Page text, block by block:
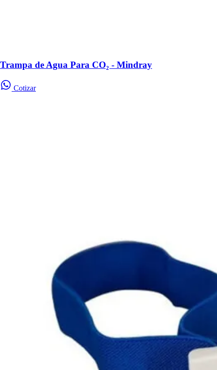
Trampa de Agua Para CO₂ - Mindray
Cotizar